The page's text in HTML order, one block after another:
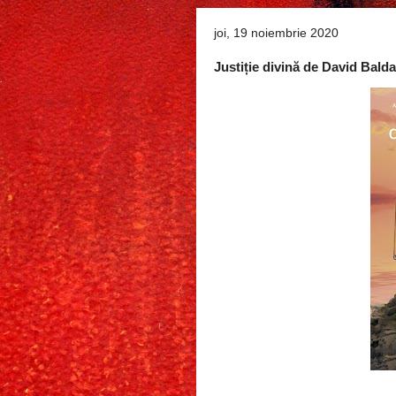
joi, 19 noiembrie 2020
Justiție divină de David